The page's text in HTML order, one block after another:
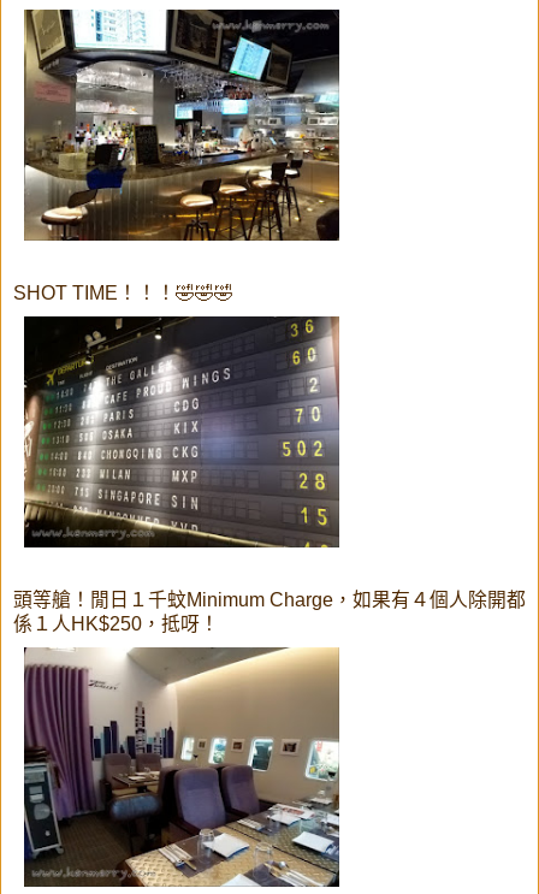
SHOT TIME！！！🤣🤣🤣
頭等艙！閒日１千蚊Minimum Charge，如果有４個人除開都
係１人HK$250，抵呀！